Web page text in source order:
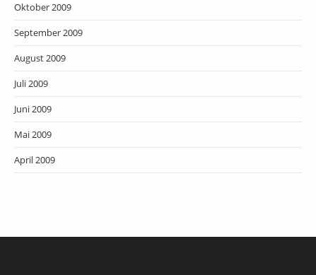
Oktober 2009
September 2009
August 2009
Juli 2009
Juni 2009
Mai 2009
April 2009